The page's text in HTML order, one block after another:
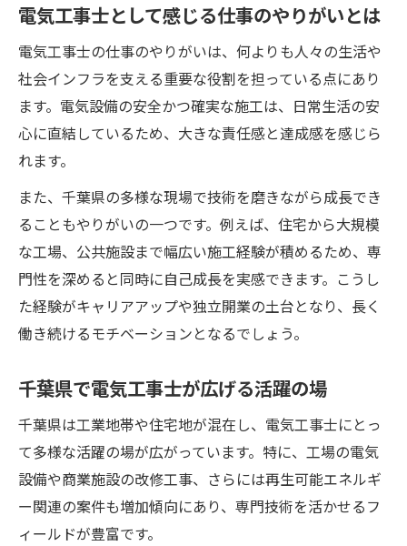
電気工事士として感じる仕事のやりがいとは
電気工事士の仕事のやりがいは、何よりも人々の生活や
社会インフラを支える重要な役割を担っている点にあり
ます。電気設備の安全かつ確実な施工は、日常生活の安
心に直結しているため、大きな責任感と達成感を感じら
れます。
また、千葉県の多様な現場で技術を磨きながら成長でき
ることもやりがいの一つです。例えば、住宅から大規模
な工場、公共施設まで幅広い施工経験が積めるため、専
門性を深めると同時に自己成長を実感できます。こうし
た経験がキャリアアップや独立開業の土台となり、長く
働き続けるモチベーションとなるでしょう。
千葉県で電気工事士が広げる活躍の場
千葉県は工業地帯や住宅地が混在し、電気工事士にとっ
て多様な活躍の場が広がっています。特に、工場の電気
設備や商業施設の改修工事、さらには再生可能エネルギ
ー関連の案件も増加傾向にあり、専門技術を活かせるフ
ィールドが豊富です。